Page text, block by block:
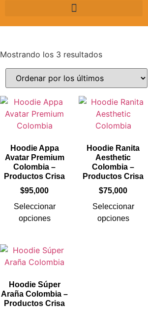
Mostrando los 3 resultados
Hoodie Appa
Avatar Premium
Colombia –
Productos Crisa
$95,000
Seleccionar
opciones
Hoodie Ranita
Aesthetic
Colombia –
Productos Crisa
$75,000
Seleccionar
opciones
Hoodie Súper
Araña Colombia –
Productos Crisa